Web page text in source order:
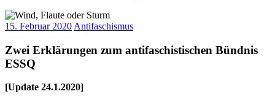
15. Februar 2020 Antifaschismus
Zwei Erklärungen zum antifaschistischen Bündnis
ESSQ
[Update 24.1.2020]